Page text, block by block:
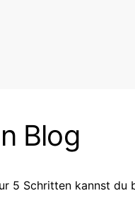
Blog
5 Schritten kannst